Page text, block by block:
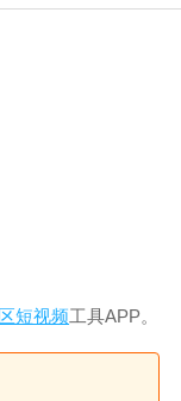
短视频工具APP。